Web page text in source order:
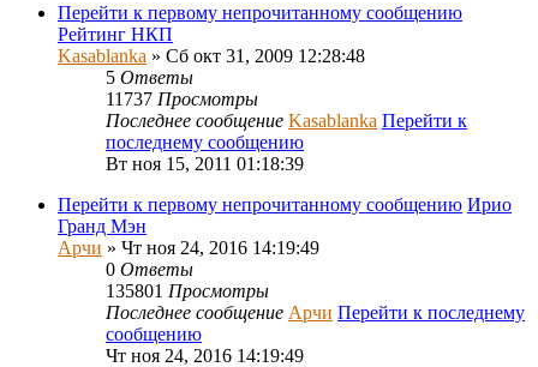
Перейти к первому непрочитанному сообщению
Рейтинг НКП
Kasablanka » Сб окт 31, 2009 12:28:48
5 Ответы
11737 Просмотры
Последнее сообщение Kasablanka Перейти к
последнему сообщению
Вт ноя 15, 2011 01:18:39
Перейти к первому непрочитанному сообщению Ирио
Гранд Мэн
Арчи » Чт ноя 24, 2016 14:19:49
0 Ответы
135801 Просмотры
Последнее сообщение Арчи Перейти к последнему
сообщению
Чт ноя 24, 2016 14:19:49